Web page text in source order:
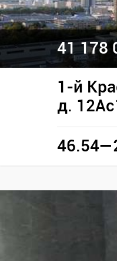
41 178
1-й
д.